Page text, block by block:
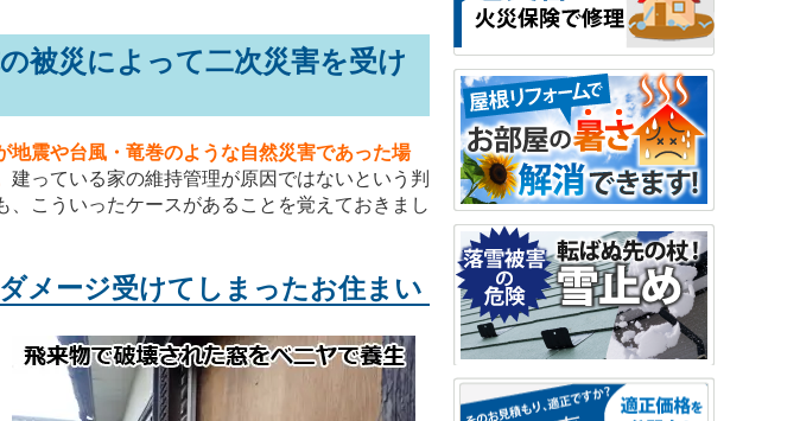
被災によって二次災害を受け
地震や台風・竜巻のような自然災害であった場
建っている家の維持管理が原因ではないという判
こういったケースがあることを覚えておきまし
メージ受けてしまったお住まい